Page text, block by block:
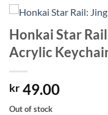
Honkai Star
Acrylic
kr 49.00
Out of stock